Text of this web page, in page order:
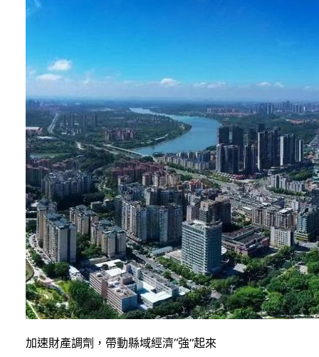
加速財產調劑，帶動縣域經濟“強”起來